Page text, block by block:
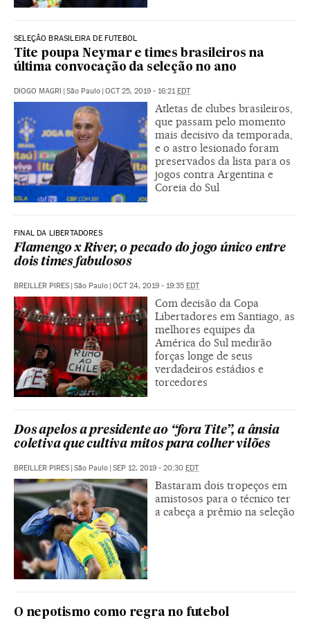
SELEÇÃO BRASILEIRA DE FUTEBOL
Tite poupa Neymar e times brasileiros na
última convocação da seleção no ano
DIOGO MAGRI | São Paulo | OCT 25, 2019 - 16:21EDT
Atletas de clubes brasileiros,
que passam pelo momento
mais decisivo da temporada,
e o astro lesionado foram
preservados da lista para os
jogos contra Argentina e
Coreia do Sul
FINAL DA LIBERTADORES
Flamengo x River, o pecado do jogo único entre
dois times fabulosos
BREILLER PIRES | São Paulo | OCT 24, 2019 - 19:35 EDT
Com decisão da Copa
Libertadores em Santiago, as
melhores equipes da
América do Sul medirão
forças longe de seus
verdadeiros estádios e
torcedores
Dos apelos a presidente ao “fora Tite”, a ânsia
coletiva que cultiva mitos para colher vilões
BREILLER PIRES | São Paulo | SEP 12, 2019 - 20:30 EDT
Bastaram dois tropeços em
amistosos para o técnico ter
a cabeça a prêmio na seleção
O nepotismo como regra no futebol